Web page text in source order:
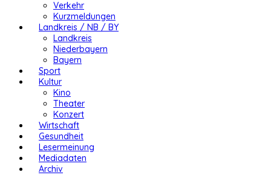
Verkehr
Kurzmeldungen
Landkreis / NB / BY
Landkreis
Niederbayern
Bayern
Sport
Kultur
Kino
Theater
Konzert
Wirtschaft
Gesundheit
Lesermeinung
Mediadaten
Archiv